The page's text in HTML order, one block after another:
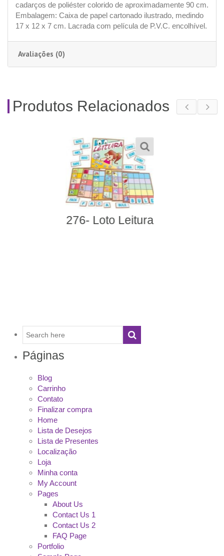
cadarços de poliéster colorido de aproximadamente 90 cm.
Embalagem: Caixa de papel cartonado ilustrado, medindo
17 x 12 x 7 cm. Lacrada com película de P.V.C. encolhível.
Avaliações (0)
Produtos Relacionados
Páginas
Blog
Carrinho
Contato
Finalizar compra
Home
Lista de Desejos
Lista de Presentes
Localização
Loja
Minha conta
My Account
Pages
About Us
Contact Us 1
Contact Us 2
FAQ Page
Portfolio